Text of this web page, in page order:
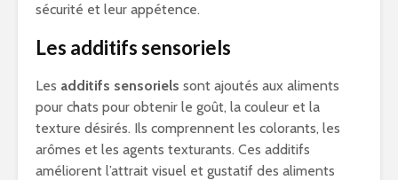
sécurité et leur appétence.
Les additifs sensoriels
Les additifs sensoriels sont ajoutés aux aliments
pour chats pour obtenir le goût, la couleur et la
texture désirés. Ils comprennent les colorants, les
arômes et les agents texturants. Ces additifs
améliorent l’attrait visuel et gustatif des aliments